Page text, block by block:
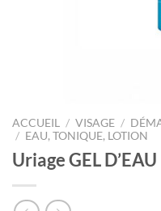
ACCUEIL / VISAGE /
/ EAU, TONIQUE, LOTION
Uriage GEL